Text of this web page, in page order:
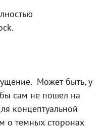
Может быть, у
бы сам не пошел на
концептуальной
о темных сторонах